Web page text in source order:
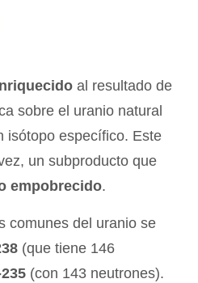
al resultado de
sobre el uranio natural
isótopo específico. Este
un subproducto que
empobrecido.
comunes del uranio se
(que tiene 146
(con 143 neutrones).